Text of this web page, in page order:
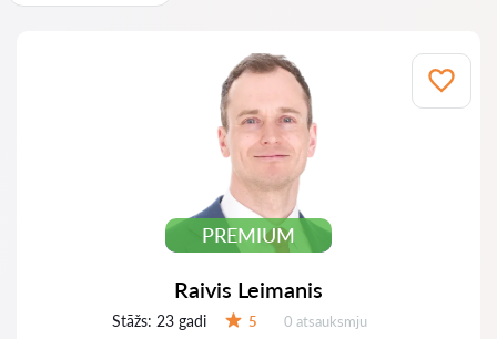
PREMIUM
Raivis Leimanis
Stāžs: 23 gadi 5 Atsauksmes:
0 atsauksmju